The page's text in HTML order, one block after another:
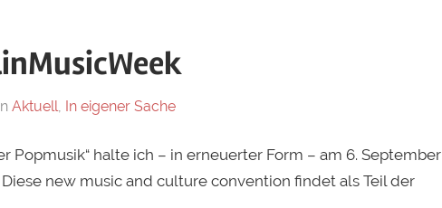
In Aktuell, In eigener Sache
Popmusik“ halte ich – in erneuerter Form – am 6. September
new music and culture convention findet als Teil der